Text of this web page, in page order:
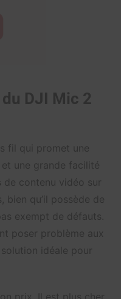
DJI Mic 2
fil qui promet une
une grande facilité
contenu vidéo sur
bien qu’il possède de
exempt de défauts.
poser problème aux
idéale pour